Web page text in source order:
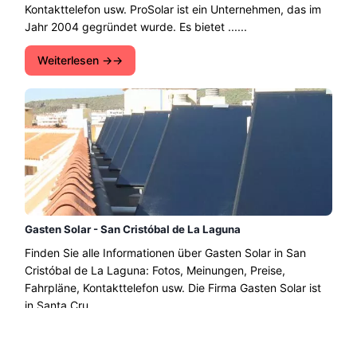
Kontakttelefon usw. ProSolar ist ein Unternehmen, das im
Jahr 2004 gegründet wurde. Es bietet ......
Weiterlesen →
Gasten Solar - San Cristóbal de La Laguna
Finden Sie alle Informationen über Gasten Solar in San
Cristóbal de La Laguna: Fotos, Meinungen, Preise,
Fahrpläne, Kontakttelefon usw. Die Firma Gasten Solar ist
in Santa Cru ......